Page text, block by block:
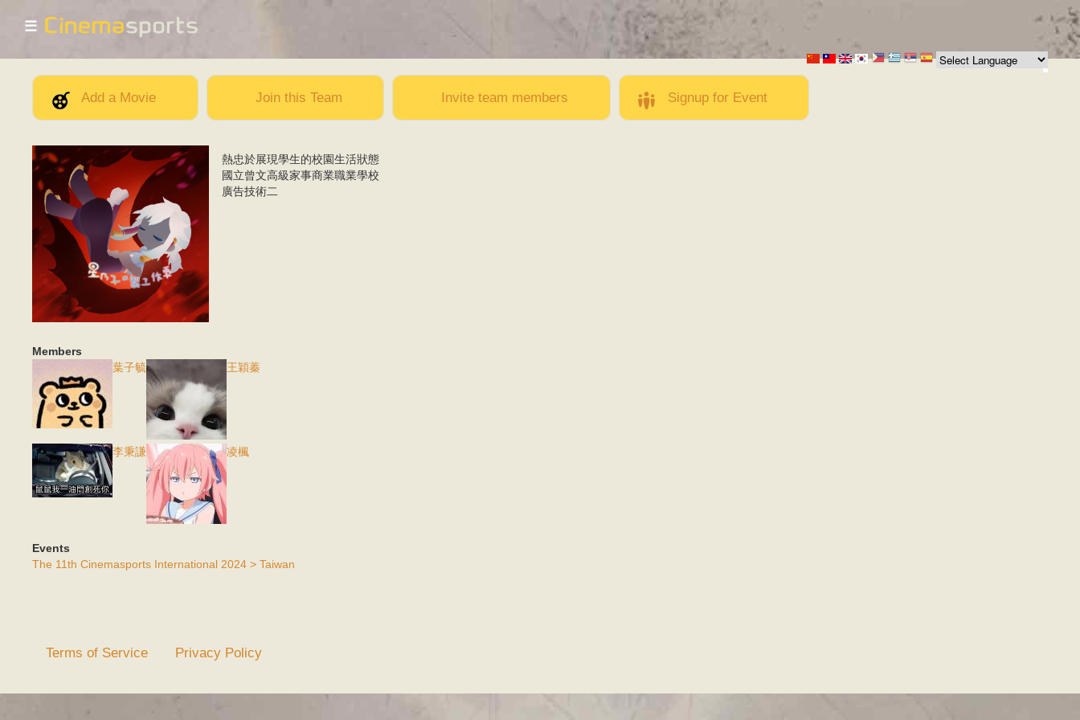
content
☰
Add a Movie Join this Team Invite team members Signup for Event
IMG_3746.png
熱忠於展現學生的校園生活狀態
國立曾文高級家事商業職業學校
廣告技術二
Members
葉子毓
王穎蓁
李秉謙 凌楓
Events
The 11th Cinemasports International 2024 > Taiwan
Terms of Service Privacy Policy